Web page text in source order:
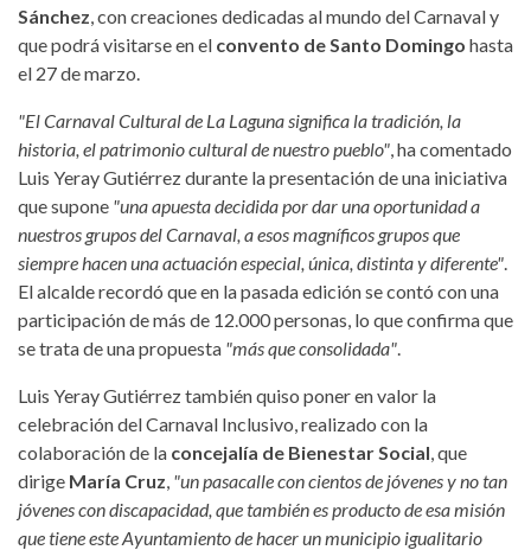
Sánchez , con creaciones dedicadas al mundo del Carnaval y
que podrá visitarse en el convento de Santo Domingo hasta
el 27 de marzo.
"El Carnaval Cultural de La Laguna significa la tradición, la
historia, el patrimonio cultural de nuestro pueblo" , ha comentado
Luis Yeray Gutiérrez durante la presentación de una iniciativa
que supone "una apuesta decidida por dar una oportunidad a
nuestros grupos del Carnaval, a esos magníficos grupos que
siempre hacen una actuación especial, única, distinta y diferente"
El alcalde recordó que en la pasada edición se contó con una
participación de más de 12.000 personas, lo que confirma que
se trata de una propuesta "más que consolidada"
Luis Yeray Gutiérrez también quiso poner en valor la
celebración del Carnaval Inclusivo, realizado con la
colaboración de la concejalía de Bienestar Social , que
dirige María Cruz "un pasacalle con cientos de jóvenes y no tan
jóvenes con discapacidad, que también es producto de esa misión
que tiene este Ayuntamiento de hacer un municipio igualitario